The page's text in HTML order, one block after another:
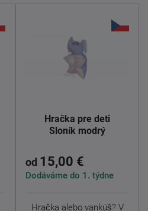
Hračka pre deti
Sloník modrý
od 15,00 €
Dodáváme do 1. týdne
Hračka alebo vankúš? V